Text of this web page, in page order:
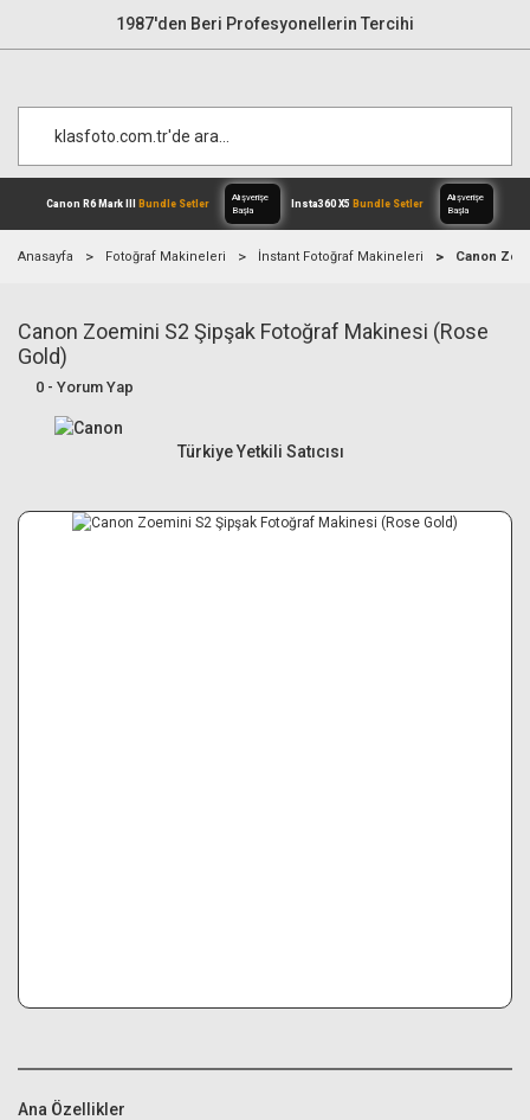
1987'den Beri Profesyonellerin Tercihi
Canon R6 Mark IIIBundle Setler
Alışverişe
Anasayfa Fotoğraf Makineleri İnstant Fotoğraf Makineleri Canon
Canon Zoemini S2 Şipşak Fotoğraf Makinesi (Rose
Gold)
0 - Yorum Yap
Türkiye Yetkili Satıcısı
Ana Özellikler